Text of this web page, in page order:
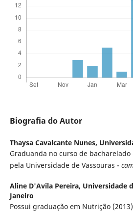
Biografia do Autor
Thaysa Cavalcante Nunes,
Graduanda no curso de bacharelado
pela Universidade de Vassouras -
Aline D'Avila Pereira, Universidade
Janeiro
Possui graduação em Nutrição